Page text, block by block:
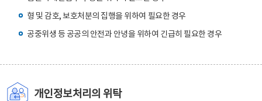
형 및 감호, 보호처분의 집행을 위하여 필요한 경우
공중위생 등 공공의 안전과 안녕을 위하여 긴급히 필요한 경우
개인정보처리의 위탁